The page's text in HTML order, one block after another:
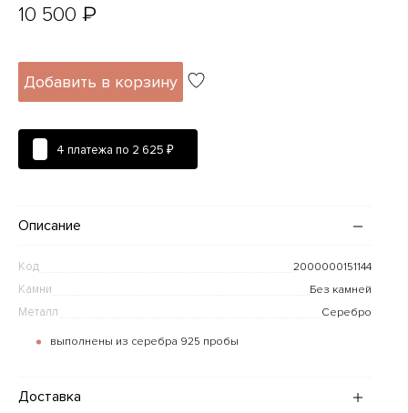
10 500 ₽
Добавить в корзину
4 платежа по 2 625 ₽
Описание
Код 2000000151144
Камни Без камней
Металл Серебро
выполнены из серебра 925 пробы
Доставка